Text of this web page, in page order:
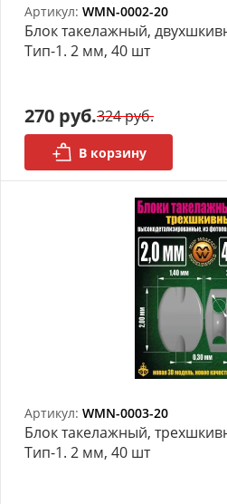
Артикул: WMN-0002-20
Блок такелажный,
Тип-1. 2 мм, 40 шт
270 руб.324 руб.
В корзину
Артикул: WMN-0003-20
Блок такелажный,
Тип-1. 2 мм, 40 шт